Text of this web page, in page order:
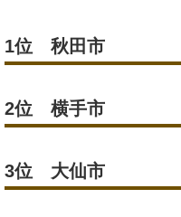
1位 秋田市
2位 横手市
3位 大仙市